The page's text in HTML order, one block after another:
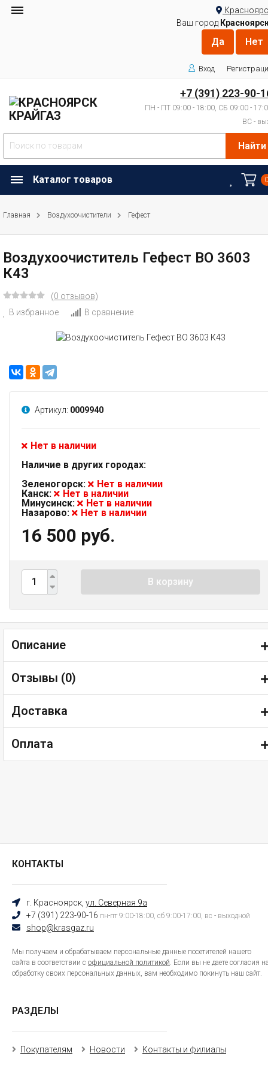
Ваш город
Вход
+7 (391) 223-90-
ПН - ПТ 09:00 - 18:00, СБ 09:00 -
ВС -
Найти
Каталог товаров
Главная Воздухоочистители Гефест
Воздухоочиститель Гефест ВО 3603
К43
(0 отзывов)
В избранное
В сравнение
Артикул: 0009940
Нет в наличии
Наличие в других городах:
Зеленогорск:
Нет в наличии
Канск:
Нет в наличии
Минусинск:
Нет в наличии
Назарово:
Нет в наличии
16 500 руб.
В корзину
Описание
Отзывы (0)
Доставка
Оплата
КОНТАКТЫ
г. Красноярск, ул. Северная 9а
+7 (391) 223-90-16 пн-пт 9:00-18:00, сб 9:00-17:00, вс - выходной
shop@krasgaz.ru
Мы получаем и обрабатываем персональные данные посетителей нашего
сайта в соответствии с официальной политикой. Если вы не даете согласия
обработку своих персональных данных, вам необходимо покинуть наш сайт.
РАЗДЕЛЫ
Покупателям Новости Контакты и филиалы